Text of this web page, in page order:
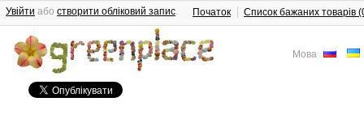
Мова
Увійти або створити обліковий запис. Початок Список бажаних товарів